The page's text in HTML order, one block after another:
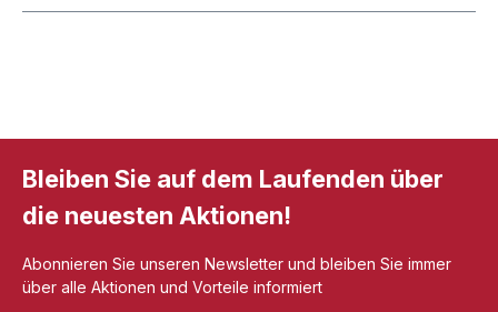
Bleiben Sie auf dem Laufenden über
die neuesten Aktionen!
Abonnieren Sie unseren Newsletter und bleiben Sie immer
über alle Aktionen und Vorteile informiert